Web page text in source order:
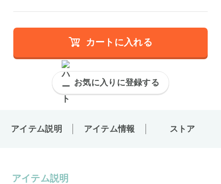
カートに入れる
お気に入りに登録する
アイテム説明 アイテム情報 ストア
アイテム説明